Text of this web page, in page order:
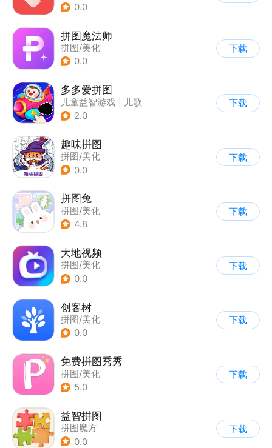
0.0
拼图魔法师
拼图/美化
0.0
下载
多多爱拼图
儿童益智游戏
儿歌
2.0
下载
趣味拼图
拼图/美化
0.0
下载
拼图兔
拼图/美化
4.8
下载
大地视频
拼图/美化
0.0
下载
创客树
拼图/美化
0.0
下载
免费拼图秀秀
拼图/美化
5.0
下载
益智拼图
拼图魔方
| 儿童益智游戏
0.0
下载